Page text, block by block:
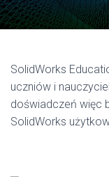
SolidWorks
uczniów i
doświadczeń więc
SolidWorks